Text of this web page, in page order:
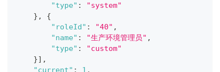
"type" :
"system"
} ,
{
"roleId" : "40" ,
"name" : "生产环境管理员" ,
"type" :
"custom"
}] ,